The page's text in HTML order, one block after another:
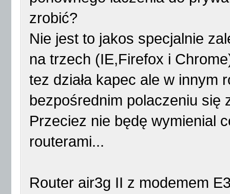
zrobić?
Nie jest to jakos specjalnie
na trzech (IE,Firefox i
tez działa kapec ale w innym
bezpośrednim polaczeniu się
Przeciez nie będę wymienial
routerami...
Router air3g II z modemem